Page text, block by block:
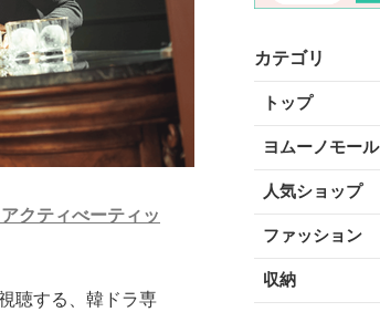
クティべーティッ
聴する、韓ドラ専
カテゴリ
トップ
ヨムーノモール
人気ショップ
ファッション
収納